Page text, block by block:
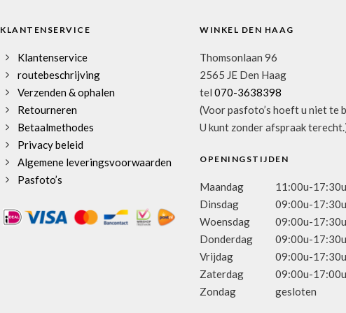
KLANTENSERVICE
Klantenservice
routebeschrijving
Verzenden & ophalen
Retourneren
Betaalmethodes
Privacy beleid
Algemene leveringsvoorwaarden
Pasfoto’s
WINKEL DEN HAAG
Thomsonlaan 96
2565 JE Den Haag
tel 070-3638398
(Voor pasfoto’s hoeft u niet te
U kunt zonder afspraak
OPENINGSTIJDEN
Maandag
11:00u-17:30u
Dinsdag
09:00u-17:30u
Woensdag
09:00u-17:30u
Donderdag
09:00u-17:30u
Vrijdag
09:00u-17:30u
Zaterdag
09:00u-17:00u
Zondag
gesloten